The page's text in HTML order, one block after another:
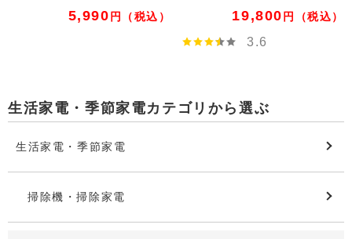
生活家電・季節家電カテゴリから選ぶ
生活家電・季節家電
掃除機・掃除家電
5,990 円 （税込）
3.6
19,800 円 （税込）